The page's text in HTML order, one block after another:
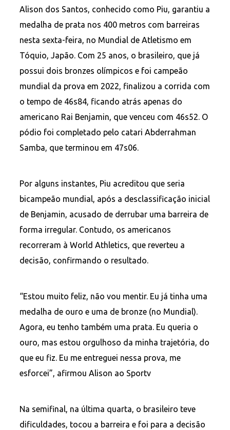
Alison dos Santos, conhecido como Piu, garantiu a
medalha de prata nos 400 metros com barreiras
nesta sexta-feira, no Mundial de Atletismo em
Tóquio, Japão. Com 25 anos, o brasileiro, que já
possui dois bronzes olímpicos e foi campeão
mundial da prova em 2022, finalizou a corrida com
o tempo de 46s84, ficando atrás apenas do
americano Rai Benjamin, que venceu com 46s52. O
pódio foi completado pelo catari Abderrahman
Samba, que terminou em 47s06.
Por alguns instantes, Piu acreditou que seria
bicampeão mundial, após a desclassificação inicial
de Benjamin, acusado de derrubar uma barreira de
forma irregular. Contudo, os americanos
recorreram à World Athletics, que reverteu a
decisão, confirmando o resultado.
“Estou muito feliz, não vou mentir. Eu já tinha uma
medalha de ouro e uma de bronze (no Mundial).
Agora, eu tenho também uma prata. Eu queria o
ouro, mas estou orgulhoso da minha trajetória, do
que eu fiz. Eu me entreguei nessa prova, me
esforcei”, afirmou Alison ao Sportv
Na semifinal, na última quarta, o brasileiro teve
dificuldades, tocou a barreira e foi para a decisão